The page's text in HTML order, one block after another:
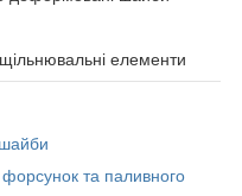
елементи
шайби
та паливного